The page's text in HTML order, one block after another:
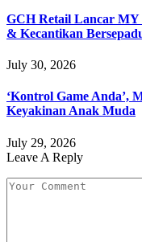
GCH Retail Lancar MY
& Kecantikan
July 30, 2026
‘Kontrol Game Anda’,
Keyakinan Anak Muda
July 29, 2026
Leave A Reply